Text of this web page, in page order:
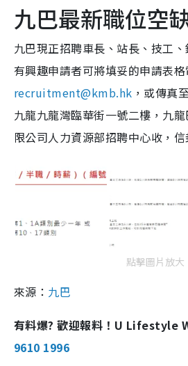
九巴最新職位空
九巴現正招聘車長、站長、技工、
有興趣申請者可將填妥的申請表
recruitment@kmb.hk ，或傳真
九龍九龍灣臨華街一號二樓，九
限公司人力資源部招聘中心收，
點擊圖片放大
來源： 九巴
有料爆? 歡迎報料！U Lifestyle
9610 1996